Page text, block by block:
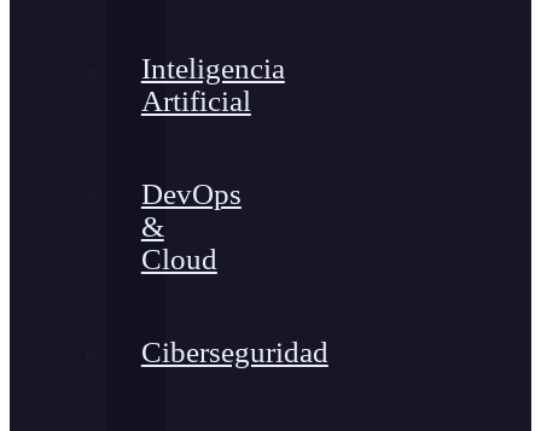
Inteligencia
Artificial
DevOps
&
Cloud
Ciberseguridad